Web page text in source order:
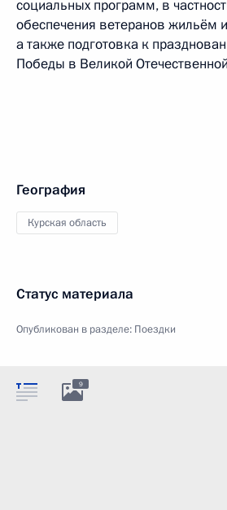
социальных программ, в
обеспечения ветеранов жильём
а также подготовка к
Победы в Великой
География
Курская область
Статус материала
Опубликован в разделе: Поездки
9